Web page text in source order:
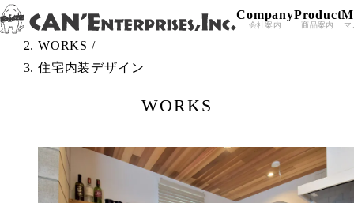
Skip to content
Company
会社案内
Product
商品案内 マ
TOP /
WORKS /
住宅内装デザイン
WORKS